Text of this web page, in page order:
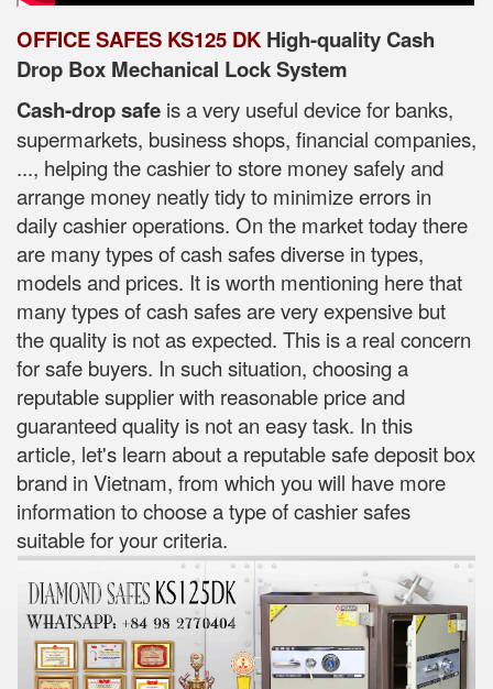
OFFICE SAFES KS125 DK High-quality Cash
Drop Box Mechanical Lock System
Cash-drop safe is a very useful device for banks,
supermarkets, business shops, financial companies,
..., helping the cashier to store money safely and
arrange money neatly tidy to minimize errors in
daily cashier operations. On the market today there
are many types of cash safes diverse in types,
models and prices. It is worth mentioning here that
many types of cash safes are very expensive but
the quality is not as expected. This is a real concern
for safe buyers. In such situation, choosing a
reputable supplier with reasonable price and
guaranteed quality is not an easy task. In this
article, let's learn about a reputable safe deposit box
brand in Vietnam, from which you will have more
information to choose a type of cashier safes
suitable for your criteria.